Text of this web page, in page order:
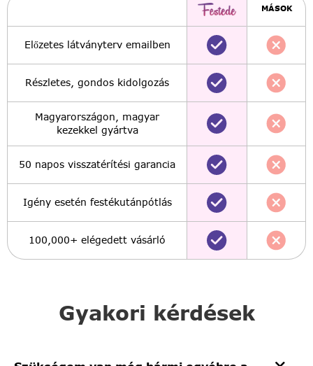
Gyakori kérdések
MÁSOK
Előzetes látványterv emailben
Részletes, gondos kidolgozás
Magyarországon, magyar
kezekkel gyártva
50 napos visszatérítési garancia
Igény esetén festékutánpótlás
100,000+ elégedett vásárló